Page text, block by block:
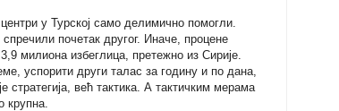
у Турској само делимично помогли.
почетак другог. Иначе, процене
милиона избеглица, претежно из Сирије.
успорити други талас за годину и по дана,
већ тактика. А тактичким мерама
крупна.